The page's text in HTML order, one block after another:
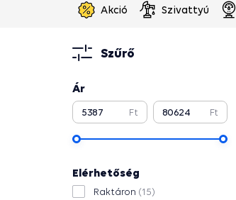
Akció Szivattyú
Szűrő
Ár
Ft Ft
Elérhetőség
Raktáron (15)